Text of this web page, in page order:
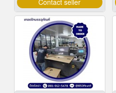
Contact seller